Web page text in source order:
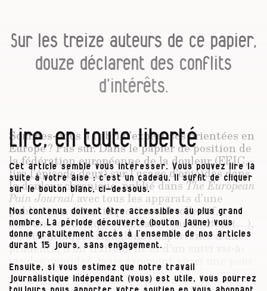
Sur les treize auteurs de ce papier,
douze déclarent des conflits
d’intérêts.
Sommes-nous à l’abri d’expertises orientées en
Europe ? Pas sûr. Dans le papier de position de
la fédération européenne de la douleur (EFIC,
lirel’épisode deux) sur l’usage d’opioïdes dans
la douleur chronique, publié dansThe European
Pain Journal avec tous les apparats d’une
publication scientifique (travail collectif,
auteurs scientifiques, déclarations d’intérêt…),
les scientifiques signalent l’importance d’une
prudence, d’un traitement et d’un suivi vis-à-
vis des opioïdes, mais évoquent aussi une peur
inappropriée et exagérée, ainsi que des
restrictions et régulations (vis-à-vis de l’usage
Lire, en toute liberté
Cet article semble vous intéresser. Vous pouvez lire la
suite à votre aise : c’est un cadeau. Il suffit de cliquer
sur le bouton blanc, ci-dessous.
Nos contenus doivent être accessibles au plus grand
nombre. La période découverte (bouton jaune) vous
donne gratuitement accès à l’ensemble de nos articles
durant 15 jours, sans engagement.
Ensuite, si vous estimez que notre travail
journalistique indépendant (vous) est utile, vous pourrez